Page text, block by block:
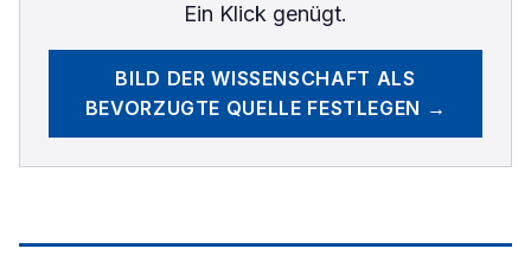
Ein Klick genügt.
BILD DER WISSENSCHAFT ALS
BEVORZUGTE QUELLE FESTLEGEN →